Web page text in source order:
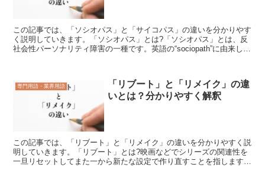
この記事では、「ソシオパス」と「サイコパス」の違いを分かりやす
く説明していきます。「ソシオパス」とは?「ソシオパス」とは、反
社会性パーソナリティ障害の一種です。英語の“sociopath”に由来し、
専門用語・業界用語
「リブート」と「リメイク」の違
いとは？分かりやすく解釈
この記事では、「リブート」と「リメイク」の違いを分かりやすく説
明していきます。「リブート」とは?映画などでシリーズの関連性を
一旦リセットしてまた一から新たな設定で作り直すことを指します。